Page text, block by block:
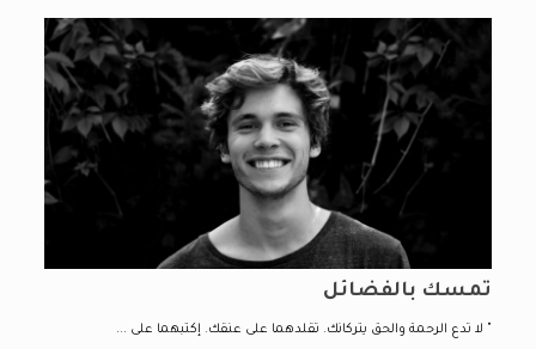
تمسك بالفضائل
" لا تدع الرحمة والحق يتركانك. تقلدهما على عنقك. إكتبهما على ...